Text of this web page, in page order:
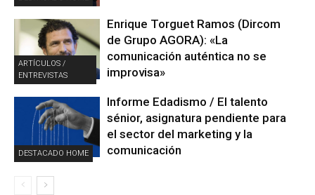
ARTÍCULOS /
ENTREVISTAS
Enrique Torguet Ramos (Dircom
de Grupo AGORA): «La
comunicación auténtica no se
improvisa»
DESTACADO HOME
Informe Edadismo / El talento
sénior, asignatura pendiente para
el sector del marketing y la
comunicación